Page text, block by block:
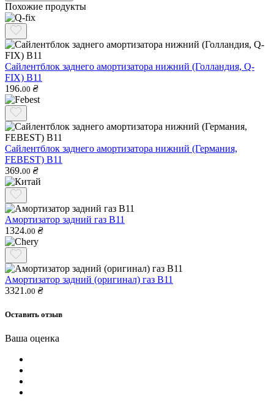
Похожие продукты
Сайлентблок заднего амортизатора нижний (Голландия, Q-
FIX) B11
196.00 ₴
Сайлентблок заднего амортизатора нижний (Германия,
FEBEST) B11
369.00 ₴
Амортизатор задний газ B11
1324.00 ₴
Амортизатор задний (оригинал) газ B11
3321.00 ₴
Оставить отзыв
Ваша оценка